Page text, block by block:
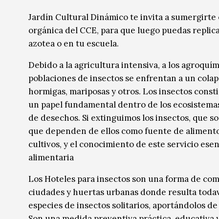
Música
Música
Sin categoríaSin categoría
Jardín Cultural Dinámico te invita a
orgánica del CCE, para que luego puedas
azotea o en tu escuela.
Debido a la agricultura intensiva, a los
poblaciones de insectos se enfrentan a un
hormigas, mariposas y otros. Los insectos
un papel fundamental dentro de los
de desechos. Si extinguimos los insectos, que
que dependen de ellos como fuente de
cultivos, y el conocimiento de este servicio
alimentaria
Los Hoteles para insectos son una forma de
ciudades y huertas urbanas donde resulta
especies de insectos solitarios, aportándolos